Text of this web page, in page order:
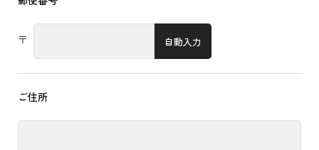
〒 自動入力
ご住所